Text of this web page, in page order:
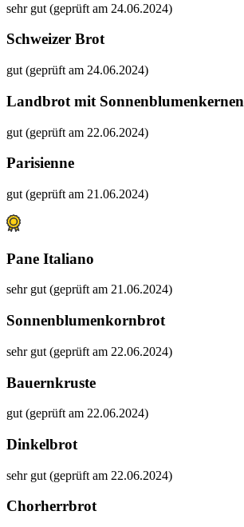
sehr gut (geprüft am 24.06.2024)
Schweizer Brot
gut (geprüft am 24.06.2024)
Landbrot mit Sonnenblumenkernen
gut (geprüft am 22.06.2024)
Parisienne
gut (geprüft am 21.06.2024)
Pane Italiano
sehr gut (geprüft am 21.06.2024)
Sonnenblumenkornbrot
sehr gut (geprüft am 22.06.2024)
Bauernkruste
gut (geprüft am 22.06.2024)
Dinkelbrot
sehr gut (geprüft am 22.06.2024)
Chorherrbrot